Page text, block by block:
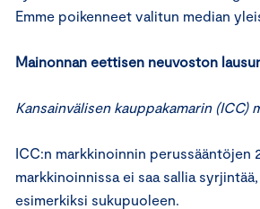
Emme poikenneet valitun median
Mainonnan eettisen neuvoston
Kansainvälisen kauppakamarin (ICC)
ICC:n markkinoinnin perussääntöjen
markkinoinnissa ei saa sallia
esimerkiksi sukupuoleen.